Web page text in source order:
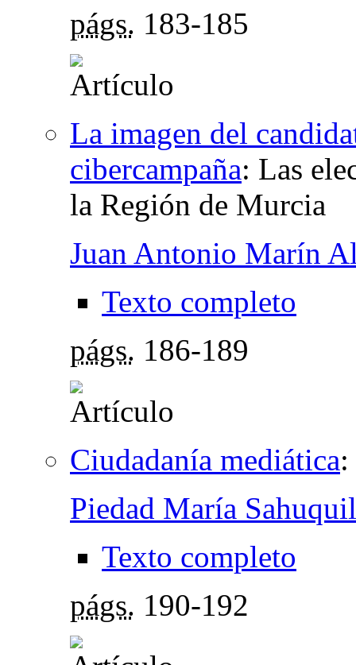
págs. 183-185
La imagen del
cibercampaña: Las
la Región de Murcia
Juan Antonio Marín
Texto completo
págs. 186-189
Ciudadanía mediática:
Piedad María
Texto completo
págs. 190-192